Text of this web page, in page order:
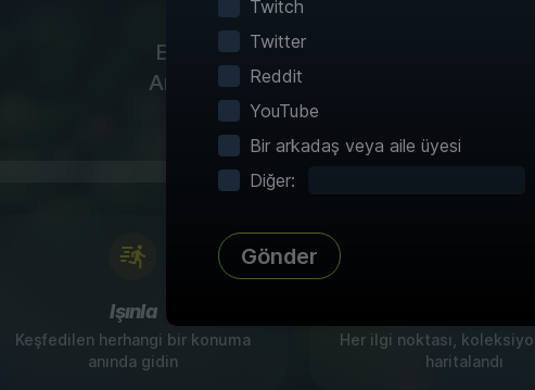
Etkileşimli haritalarımız ile keşifleri
Anında hızlı seyahat ve 60+ oyunları
Işınla
Keşfedilen herhangi bir konuma
anında gidin
Her ilgi noktası,
haritalandı
Twitch
Twitter
Reddit
YouTube
Bir arkadaş veya aile üyesi
Diğer:
Gönder